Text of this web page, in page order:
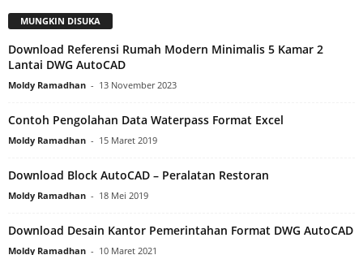
MUNGKIN DISUKA
Download Referensi Rumah Modern Minimalis 5 Kamar 2
Lantai DWG AutoCAD
Moldy Ramadhan - 13 November 2023
Contoh Pengolahan Data Waterpass Format Excel
Moldy Ramadhan - 15 Maret 2019
Download Block AutoCAD – Peralatan Restoran
Moldy Ramadhan - 18 Mei 2019
Download Desain Kantor Pemerintahan Format DWG AutoCAD
Moldy Ramadhan - 10 Maret 2021